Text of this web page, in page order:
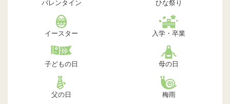
バレンタイン ひな祭り
イースター 入学・卒業
子どもの日 母の日
父の日 梅雨